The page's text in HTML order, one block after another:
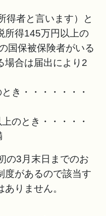
者と言います）と
所得145万円以上の
国保被保険者がいる
場合は届出により2
き・・・・・・・
のとき・・・・・
3月末日までのお
度があるので該当す
りません。